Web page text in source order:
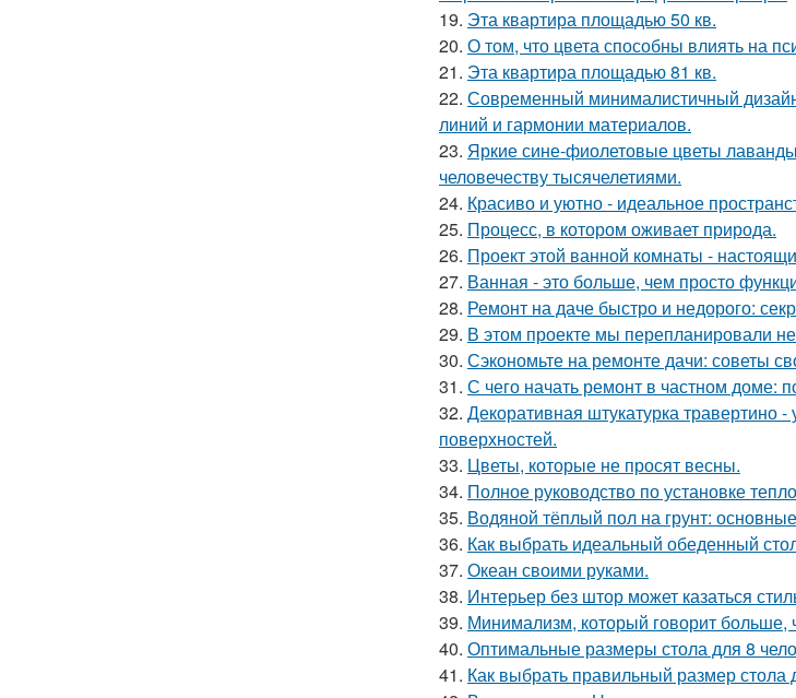
19. Эта квартира площадью 50 кв.
20. О том, что цвета способны влиять на
21. Эта квартира площадью 81 кв.
22. Современный минималистичный
линий и гармонии материалов.
23. Яркие сине-фиолетовые цветы
человечеству тысячелетиями.
24. Красиво и уютно - идеальное
25. Процесс, в котором оживает природа.
26. Проект этой ванной комнаты -
27. Ванная - это больше, чем просто
28. Ремонт на даче быстро и недорого:
29. В этом проекте мы перепланировали
30. Сэкономьте на ремонте дачи: советы
31. С чего начать ремонт в частном доме:
32. Декоративная штукатурка травертино
поверхностей.
33. Цветы, которые не просят весны.
34. Полное руководство по установке
35. Водяной тёплый пол на грунт:
36. Как выбрать идеальный обеденный
37. Океан своими руками.
38. Интерьер без штор может казаться
39. Минимализм, который говорит больше,
40. Оптимальные размеры стола для 8
41. Как выбрать правильный размер стола